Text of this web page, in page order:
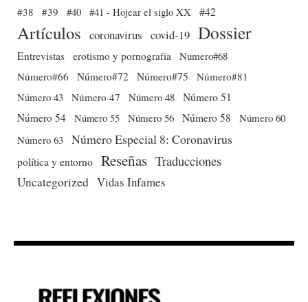
#38
#39 #40 #41 - Hojear el siglo XX #42
Artículos coronavirus covid-19 Dossier
Entrevistas erotismo y pornografía
Numero#68
Número#66
Número#72 Número#75
Número#81
Número 43 Número 47 Número 48 Número 51
Número 54 Número 55 Número 56 Número 58
Número 60
Número 63 Número Especial 8: Coronavirus
política y entorno Reseñas Traducciones
Uncategorized Vidas Infames